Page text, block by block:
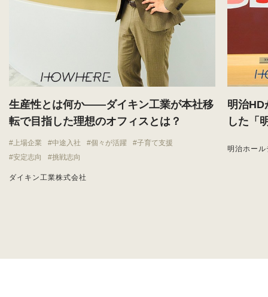
生産性とは何か——ダイキン工業が本社移
転で目指した理想のオフィスとは？
上場企業 中途入社 個々が活躍
子育て支援
安定志向
挑戦志向
ダイキン工業株式会社
明治HD
した「
明治ホー